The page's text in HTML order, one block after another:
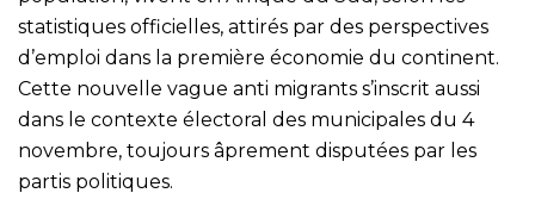
statistiques officielles, attirés par des perspectives
d’emploi dans la première économie du continent.
Cette nouvelle vague anti migrants s’inscrit aussi
dans le contexte électoral des municipales du 4
novembre, toujours âprement disputées par les
partis politiques.